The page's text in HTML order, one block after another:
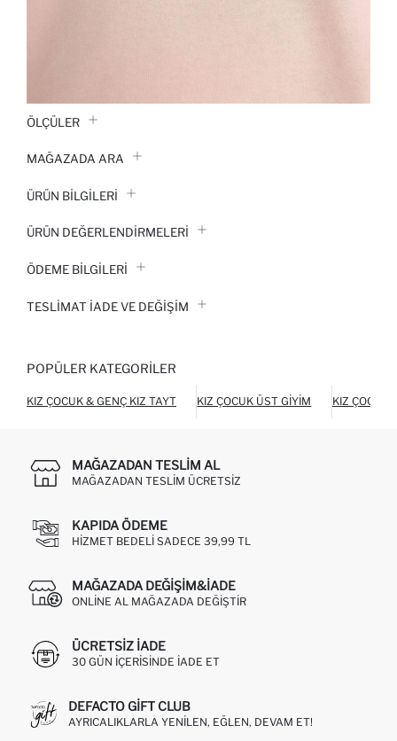
ÖLÇÜLER
MAĞAZADA ARA
ÜRÜN BILGILERI
ÜRÜN DEĞERLENDİRMELERİ
ÖDEME BİLGİLERİ
TESLIMAT İADE VE DEĞIŞIM
POPÜLER KATEGORILER
KIZ ÇOCUK & GENÇ KIZ TAYT KIZ ÇOCUK ÜST GIYIM KIZ ÇOCUK
MAĞAZADAN TESLIM AL
MAĞAZADAN TESLIM ÜCRETSIZ
KAPIDA ÖDEME
HIZMET BEDELI SADECE 39,99 TL
MAĞAZADA DEĞIŞIM&İADE
ONLINE AL MAĞAZADA DEĞIŞTIR
ÜCRETSIZ IADE
30 GÜN IÇERISINDE IADE ET
DEFACTO GIFT CLUB
AYRICALIKLARLA YENILEN, EĞLEN, DEVAM ET!